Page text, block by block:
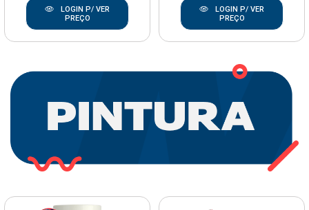
LOGIN P/ VER
PREÇO
LOGIN P/ VER
PREÇO